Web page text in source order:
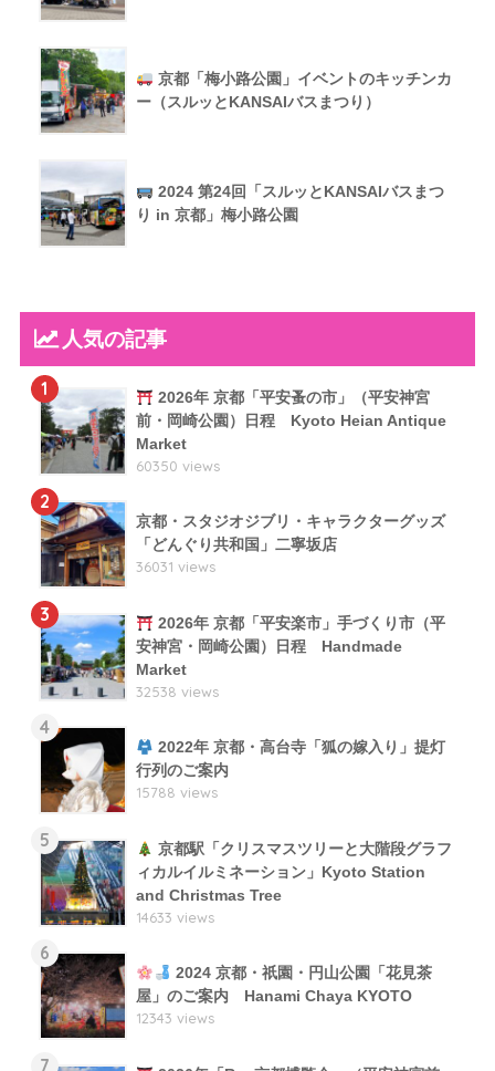
京都「梅小路公園」イベントのキッチンカ
ー（スルッとKANSAIバスまつり）
2024 第24回「スルッとKANSAIバスまつ
り in 京都」梅小路公園
人気の記事
1
2026年 京都「平安蚤の市」（平安神宮
前・岡崎公園）日程 Kyoto Heian Antique
Market
60350 views
2
京都・スタジオジブリ・キャラクターグッズ
「どんぐり共和国」二寧坂店
36031 views
3
2026年 京都「平安楽市」手づくり市（平
安神宮・岡崎公園）日程 Handmade
Market
32538 views
4
2022年 京都・高台寺「狐の嫁入り」提灯
行列のご案内
15788 views
5
京都駅「クリスマスツリーと大階段グラフ
ィカルイルミネーション」Kyoto Station
and Christmas Tree
14633 views
6
2024 京都・祇園・円山公園「花見茶
屋」のご案内 Hanami Chaya KYOTO
12343 views
7